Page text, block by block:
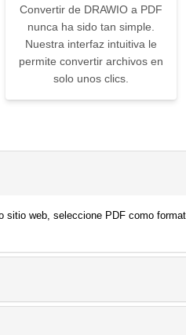
Convertir de DRAWIO a PDF
nunca ha sido tan simple.
Nuestra interfaz intuitiva le
permite convertir archivos en
solo unos clics.
web, seleccione PDF como